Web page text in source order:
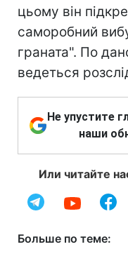
цьому він
саморобний
граната". По
ведеться
Не упустите
наши
Или читайте
Больше по теме: